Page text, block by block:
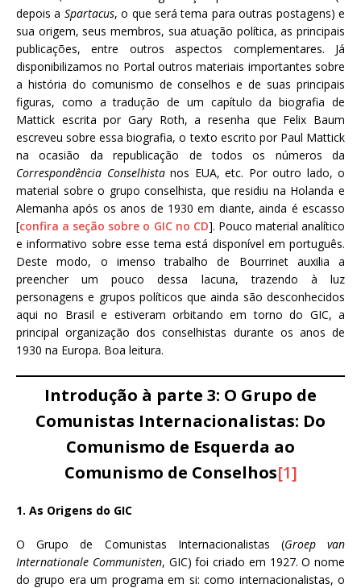
depois a Spartacus, o que será tema para outras postagens) e
sua origem, seus membros, sua atuação política, as principais
publicações, entre outros aspectos complementares. Já
disponibilizamos no Portal outros materiais importantes sobre
a história do comunismo de conselhos e de suas principais
figuras, como a tradução de um capítulo da biografia de
Mattick escrita por Gary Roth, a resenha que Felix Baum
escreveu sobre essa biografia, o texto escrito por Paul Mattick
na ocasião da republicação de todos os números da
Correspondência Conselhistanos EUA, etc. Por outro lado, o
material sobre o grupo conselhista, que residiu na Holanda e
Alemanha após os anos de 1930 em diante, ainda é escasso
[confira a seção sobre o GIC no CD]. Pouco material analítico
e informativo sobre esse tema está disponível em português.
Deste modo, o imenso trabalho de Bourrinet auxilia a
preencher um pouco dessa lacuna, trazendo à luz
personagens e grupos políticos que ainda são desconhecidos
aqui no Brasil e estiveram orbitando em torno do GIC, a
principal organização dos conselhistas durante os anos de
1930 na Europa. Boa leitura.
Introdução à parte 3: O Grupo de
Comunistas Internacionalistas: Do
Comunismo de Esquerda ao
Comunismo de Conselhos[1]
1. As Origens do GIC
O Grupo de Comunistas Internacionalistas (Groep van
Internationale Communisten, GIC) foi criado em 1927. O nome
do grupo era um programa em si: como internacionalistas, o